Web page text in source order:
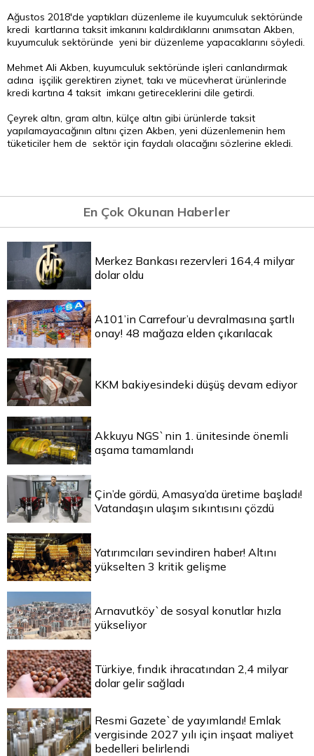
Ağustos 2018'de yaptıkları düzenleme ile kuyumculuk sektöründe
kredi kartlarına taksit imkanını kaldırdıklarını anımsatan Akben,
kuyumculuk sektöründe yeni bir düzenleme yapacaklarını söyledi.
Mehmet Ali Akben, kuyumculuk sektöründe işleri canlandırmak
adına işçilik gerektiren ziynet, takı ve mücevherat ürünlerinde
kredi kartına 4 taksit imkanı getireceklerini dile getirdi.
Çeyrek altın, gram altın, külçe altın gibi ürünlerde taksit
yapılamayacağının altını çizen Akben, yeni düzenlemenin hem
tüketiciler hem de sektör için faydalı olacağını sözlerine ekledi.
En Çok Okunan Haberler
Merkez Bankası rezervleri 164,4 milyar
dolar oldu
A101’in Carrefour’u devralmasına şartlı
onay! 48 mağaza elden çıkarılacak
KKM bakiyesindeki düşüş devam ediyor
Akkuyu NGS`nin 1. ünitesinde önemli
aşama tamamlandı
Çin’de gördü, Amasya’da üretime başladı!
Vatandaşın ulaşım sıkıntısını çözdü
Yatırımcıları sevindiren haber! Altını
yükselten 3 kritik gelişme
Arnavutköy`de sosyal konutlar hızla
yükseliyor
Türkiye, fındık ihracatından 2,4 milyar
dolar gelir sağladı
Resmi Gazete`de yayımlandı! Emlak
vergisinde 2027 yılı için inşaat maliyet
bedelleri belirlendi